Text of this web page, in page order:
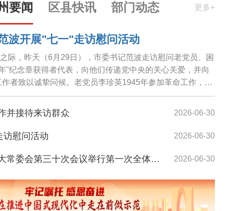
要闻 区县快讯 部门动态 更多+
波开展"七一"走访慰问活动
际，昨天（6月29日），市委书记范波走访慰问老党员、困
"纪念章获得者代表，向他们传递党中央的关心关爱，并向
者致以诚挚问候。老党员李珍英1945年参加革命工作，期
业...
并接待来访群众 2026-06-30
访慰问活动 2026-06-30
委会第三十次会议举行第一次全体会议 2026-06-30
领导开展"七一"走访慰问 2026-06-30
队开展"七一"走访慰问 2026-06-30